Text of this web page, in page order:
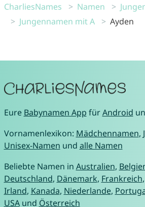
CharliesNames Namen
Jungennamen mit A
Ayden
Eure Babynamen App fürAndroid
Vornamenlexikon: Mädchennamen,
Unisex-Namen und alle Namen
Beliebte Namen in Australien,
Deutschland, Dänemark, Frankreich,
Irland, Kanada, Niederlande,
USAund Österreich